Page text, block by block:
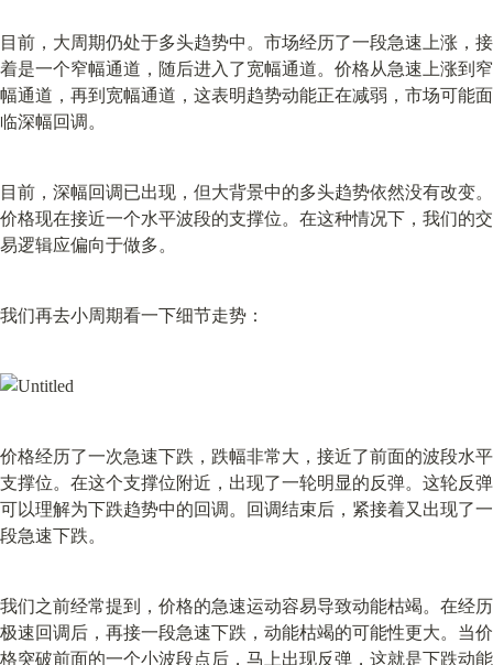
目前，大周期仍处于多头趋势中。市场经历了一段急速上涨，接
着是一个窄幅通道，随后进入了宽幅通道。价格从急速上涨到窄
幅通道，再到宽幅通道，这表明趋势动能正在减弱，市场可能面
临深幅回调。
目前，深幅回调已出现，但大背景中的多头趋势依然没有改变。
价格现在接近一个水平波段的支撑位。在这种情况下，我们的交
易逻辑应偏向于做多。
我们再去小周期看一下细节走势：
价格经历了一次急速下跌，跌幅非常大，接近了前面的波段水平
支撑位。在这个支撑位附近，出现了一轮明显的反弹。这轮反弹
可以理解为下跌趋势中的回调。回调结束后，紧接着又出现了一
段急速下跌。
我们之前经常提到，价格的急速运动容易导致动能枯竭。在经历
极速回调后，再接一段急速下跌，动能枯竭的可能性更大。当价
格突破前面的一个小波段点后，马上出现反弹，这就是下跌动能